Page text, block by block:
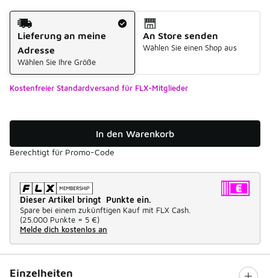
Versandart
Lieferung an meine
Adresse
Wählen Sie Ihre Größe
An Store senden
Wählen Sie einen Shop aus
Kostenfreier Standardversand für FLX-Mitglieder
In den Warenkorb
Berechtigt für Promo-Code
Dieser Artikel bringt Punkte ein.
Spare bei einem zukünftigen Kauf mit FLX Cash.
(25.000 Punkte = 5 €)
Melde dich kostenlos an
Einzelheiten